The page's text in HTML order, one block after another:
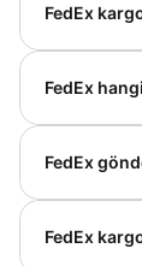
FedEx
işlem
FedEx
Bu geniş
global
çözümdür.
FedEx
Express
FedEx